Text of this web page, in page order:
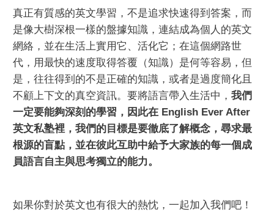
真正有質感的英文學習，不是追求快速得到答案，而
是像大樹深根一樣的盤據知識，連結成為個人的英文
網絡，並在生活上實用它、活化它；在這個網路世
代，用最快的速度取得答覆（知識）是何等容易，但
是，往往得到的不是正確的知識，或者是過度簡化且
不顧上下文的真空資訊。要將語言帶入生活中， 我們
一定要能夠深刻的學習，因此在 English Ever After
英文私塾裡，我們的目標是要徹底了解概念，尋求最
根源的盲點，並在彼此互助中給予大家族的每一個成
員語言自主與思考獨立的能力。
如果你對於英文也有很大的熱忱，一起加入我們吧！